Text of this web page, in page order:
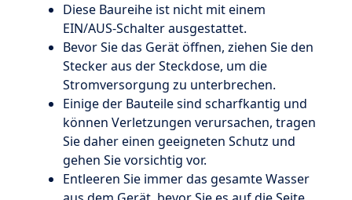
Diese Baureihe ist nicht mit einem
EIN/AUS-Schalter ausgestattet.
Bevor Sie das Gerät öffnen, ziehen Sie den
Stecker aus der Steckdose, um die
Stromversorgung zu unterbrechen.
Einige der Bauteile sind scharfkantig und
können Verletzungen verursachen, tragen
Sie daher einen geeigneten Schutz und
gehen Sie vorsichtig vor.
Entleeren Sie immer das gesamte Wasser